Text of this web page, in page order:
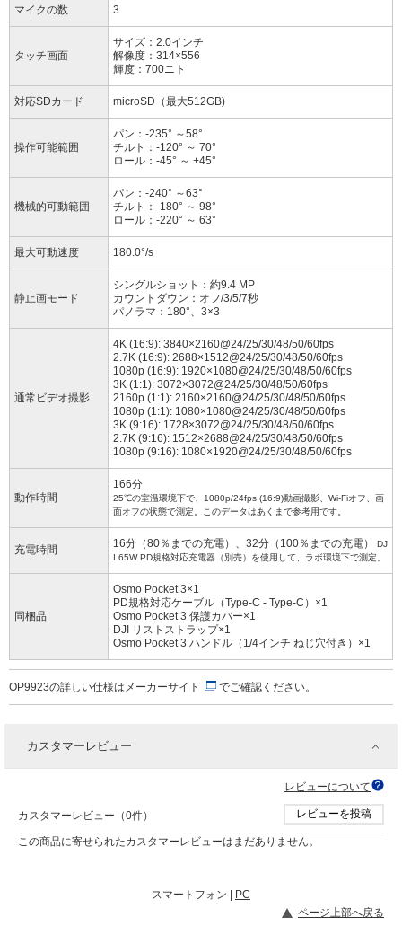
マイクの数 3
タッチ画面
サイズ：2.0インチ
解像度：314×556
輝度：700ニト
対応SDカード microSD（最大512GB)
操作可能範囲
パン：-235° ～58°
チルト：-120° ～ 70°
ロール：-45° ～ +45°
機械的可動範囲
パン：-240° ～63°
チルト：-180° ～ 98°
ロール：-220° ～ 63°
最大可動速度 180.0°/s
静止画モード
シングルショット：約9.4 MP
カウントダウン：オフ/3/5/7秒
パノラマ：180°、3×3
通常ビデオ撮影
4K (16:9): 3840×2160@24/25/30/48/50/60fps
2.7K (16:9): 2688×1512@24/25/30/48/50/60fps
1080p (16:9): 1920×1080@24/25/30/48/50/60fps
3K (1:1): 3072×3072@24/25/30/48/50/60fps
2160p (1:1): 2160×2160@24/25/30/48/50/60fps
1080p (1:1): 1080×1080@24/25/30/48/50/60fps
3K (9:16): 1728×3072@24/25/30/48/50/60fps
2.7K (9:16): 1512×2688@24/25/30/48/50/60fps
1080p (9:16): 1080×1920@24/25/30/48/50/60fps
動作時間
166分
25℃の室温環境下で、1080p/24fps (16:9)動画撮影、Wi-Fiオフ、画
面オフの状態で測定。このデータはあくまで参考用です。
充電時間 16分（80％までの充電）、32分（100％までの充電）
DJ
I 65W PD規格対応充電器（別売）を使用して、ラボ環境下で測定。
同梱品
Osmo Pocket 3×1
PD規格対応ケーブル（Type-C - Type-C）×1
Osmo Pocket 3 保護カバー×1
DJI リストストラップ×1
Osmo Pocket 3 ハンドル（1/4インチ ねじ穴付き）×1
OP9923の詳しい仕様は メーカーサイト でご確認ください。
カスタマーレビュー
レビューについて
カスタマーレビュー（0件） レビューを投稿
この商品に寄せられたカスタマーレビューはまだありません。
スマートフォン |
PC
ページ上部へ戻る